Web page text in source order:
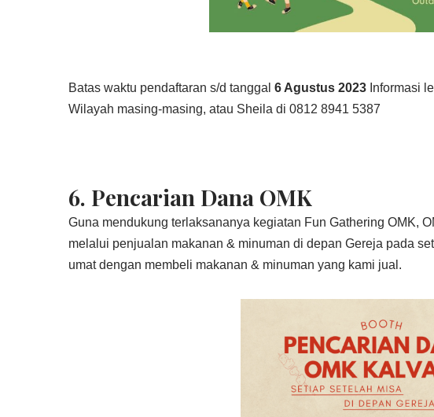
Batas waktu pendaftaran s/d tanggal 6 Agustus 2023 Informasi
Wilayah masing-masing, atau Sheila di 0812 8941 5387
6. Pencarian Dana OMK
Guna mendukung terlaksananya kegiatan Fun Gathering OMK,
melalui penjualan makanan & minuman di depan Gereja pada
umat dengan membeli makanan & minuman yang kami jual.